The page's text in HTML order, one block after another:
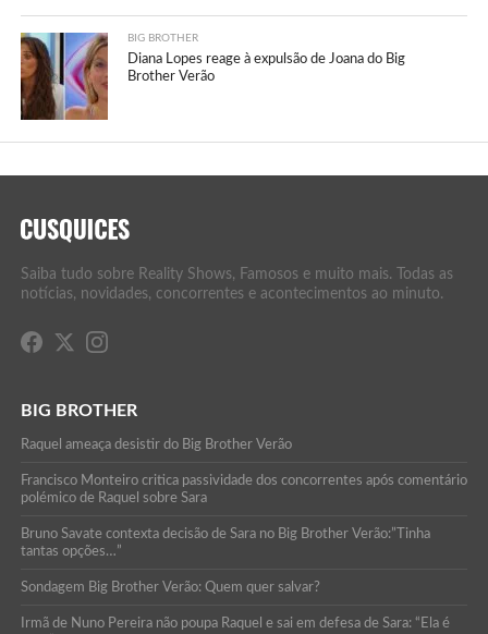
BIG BROTHER
Diana Lopes reage à expulsão de Joana do Big
Brother Verão
Saiba tudo sobre Reality Shows, Famosos e muito mais. Todas as
notícias, novidades, concorrentes e acontecimentos ao minuto.
BIG BROTHER
Raquel ameaça desistir do Big Brother Verão
Francisco Monteiro critica passividade dos concorrentes após comentário
polémico de Raquel sobre Sara
Bruno Savate contexta decisão de Sara no Big Brother Verão:”Tinha
tantas opções…”
Sondagem Big Brother Verão: Quem quer salvar?
Irmã de Nuno Pereira não poupa Raquel e sai em defesa de Sara: “Ela é